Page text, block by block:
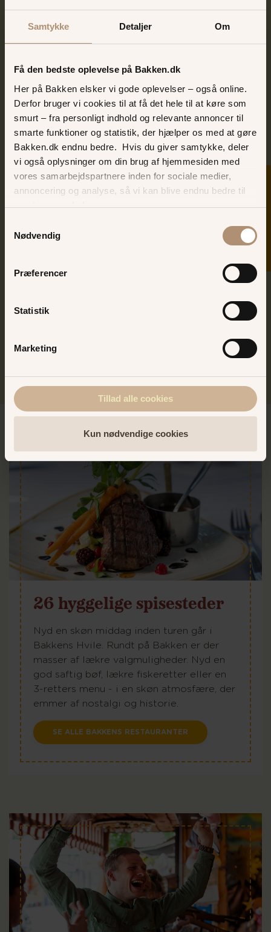
Samtykke Detaljer Om
Få den bedste oplevelse på Bakken.dk
Her på Bakken elsker vi gode oplevelser – også online.
Derfor bruger vi cookies til at få det hele til at køre som
smurt – fra personligt indhold og relevante annoncer til
smarte funktioner og statistik, der hjælper os med at gøre
Bakken.dk endnu bedre. Hvis du giver samtykke, deler
vi også oplysninger om din brug af hjemmesiden med
vores samarbejdspartnere inden for sociale medier,
annoncering og analyse, så vi kan blive endnu bedre til
næste gang, du besøger os.
Nødvendig
Præferencer
Statistik
Marketing
Tillad alle cookies
Kun nødvendige cookies
SKER I DAG
Igen i år er den skønne Ann Farholt på scenen i
Bakkens Hvile - hun indtager med sin mørke stemme
og skønne jazz-rytmer scenen med en timing, humor
og musik, som du ikke finder noget andet sted.
Sus er skuespiller, koreograf, instruktør - og kan nu
også skrive Bakkesangerinde på CV'et. Med sin skønne
både nye og gamle bakkesange fortolkes. Og mon
ikke det også bliver til en duet eller to med Ann
26 hyggelige spisesteder
Nyd en skøn middag inden turen går i
Bakkens Hvile. Rundt på Bakken er der
masser af lækre valgmuligheder. Nyd en
god saftig bøf, lækre fiskeretter eller en
3-retters menu - i en skøn atmosfære, der
emmer af nostalgi og historie.
SE ALLE BAKKENS RESTAURANTER